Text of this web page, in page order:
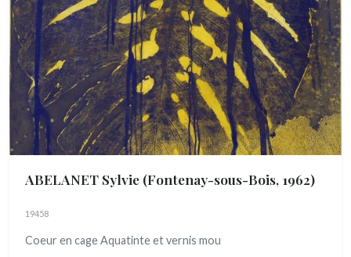
ABELANET Sylvie (Fontenay-sous-Bois, 1962)
19458
Coeur en cage Aquatinte et vernis mou